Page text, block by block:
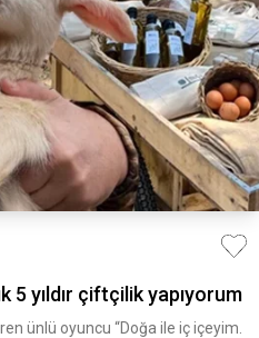
5 yıldır çiftçilik yapıyorum
ünlü oyuncu “Doğa ile iç içeyim.